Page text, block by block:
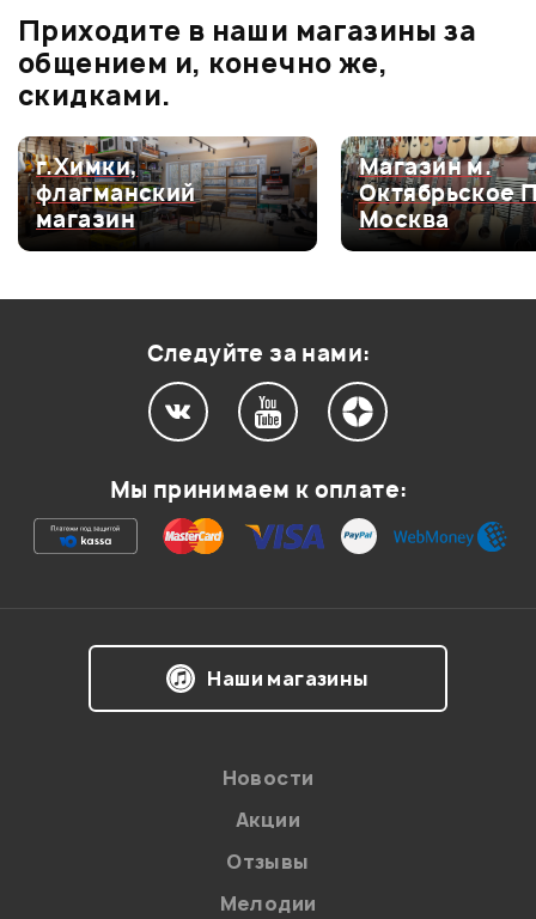
0.0
Оценка5
0
Оценка4
0
Оценка3
0
Ваша оценка:
Приходите в наши магазины за
общением и, конечно же,
скидками.
г.Химки,
флагманский
магазин
Магазин м.
Октябрьское
Москва
Следуйте за нами:
Мы принимаем к оплате:
Наши магазины
Новости
Акции
Отзывы
Мелодии